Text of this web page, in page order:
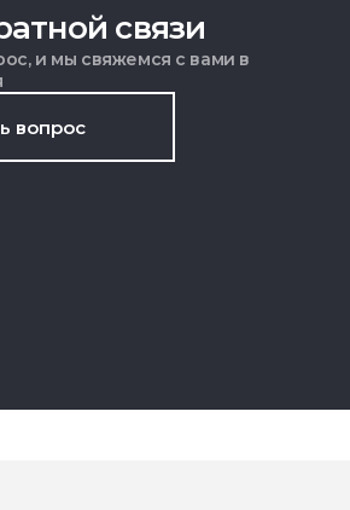
связи
и мы свяжемся с вами в
вопрос